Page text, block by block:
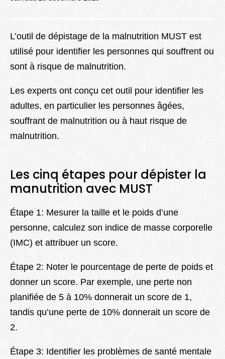
Better Health
L’outil de dépistage de la malnutrition MUST est
utilisé pour identifier les personnes qui souffrent ou
sont à risque de malnutrition.
Les experts ont conçu cet outil pour identifier les
adultes, en particulier les personnes âgées,
souffrant de malnutrition ou à haut risque de
malnutrition.
Les cinq étapes pour dépister la
manutrition avec MUST
Étape 1: Mesurer la taille et le poids d’une
personne, calculez son indice de masse corporelle
(IMC) et attribuer un score.
Étape 2: Noter le pourcentage de perte de poids et
donner un score. Par exemple, une perte non
planifiée de 5 à 10% donnerait un score de 1,
tandis qu’une perte de 10% donnerait un score de
2.
Étape 3: Identifier les problèmes de santé mentale